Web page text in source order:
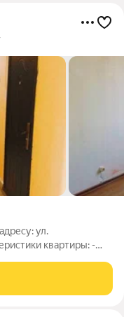
ул.
квapтиpы: -